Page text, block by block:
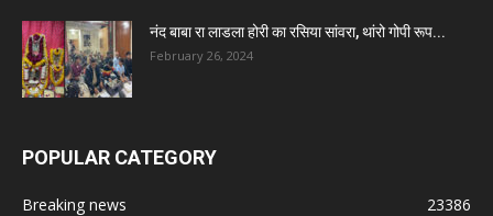
नंद बाबा रा लाडला होरी का रसिया सांवरा, थांरो गोपी रूप...
February 26, 2024
POPULAR CATEGORY
Breaking news
23386